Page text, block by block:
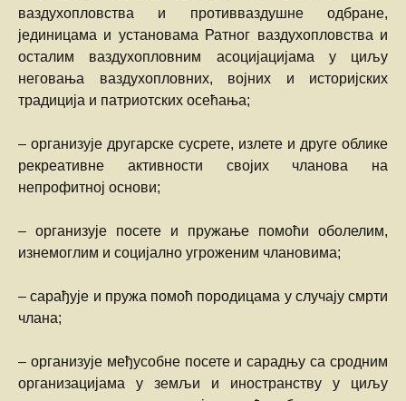
ваздухопловства и противваздушне одбране,
јединицама и установама Ратног ваздухопловства и
осталим ваздухопловним асоцијацијама у циљу
неговања ваздухопловних, војних и историјских
традиција и патриотских осећања;
– организује другарске сусрете, излете и друге облике
рекреативне активности својих чланова на
непрофитној основи;
– организује посете и пружање помоћи оболелим,
изнемоглим и социјално угроженим члановима;
– сарађује и пружа помоћ породицама у случају смрти
члана;
– организује међусобне посете и сарадњу са сродним
организацијама у земљи и иностранству у циљу